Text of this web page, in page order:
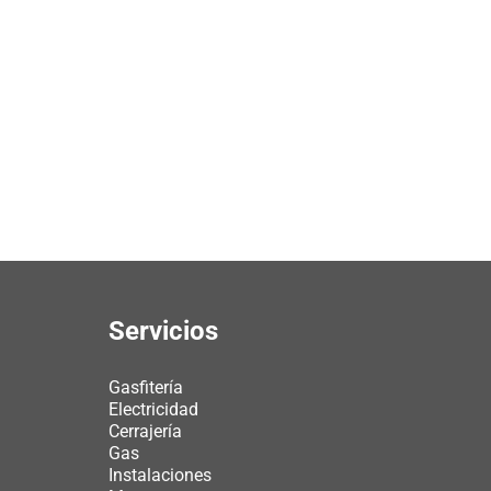
Servicios
Gasfitería
Electricidad
Cerrajería
Gas
Instalaciones